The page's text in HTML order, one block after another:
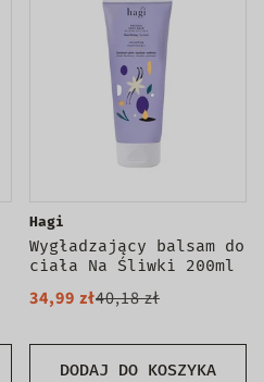
DODAJ DO KOSZYKA
Hagi
Wygładzający balsam do
ciała Na Śliwki 200ml
34,99 zł40,18 zł